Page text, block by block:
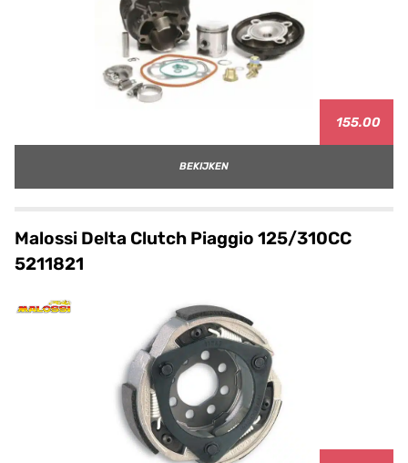
155.00
BEKIJKEN
Malossi Delta Clutch Piaggio 125/310CC
5211821